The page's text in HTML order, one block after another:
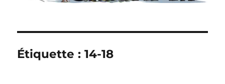
Étiquette :14-18